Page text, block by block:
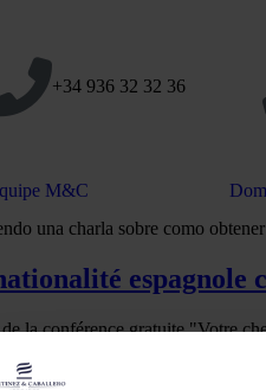
+34 936 32 32 36
M&C
espagnole
la conférence gratuite "Votre
par Anna Nicolás Torán,
tous les secrets et les